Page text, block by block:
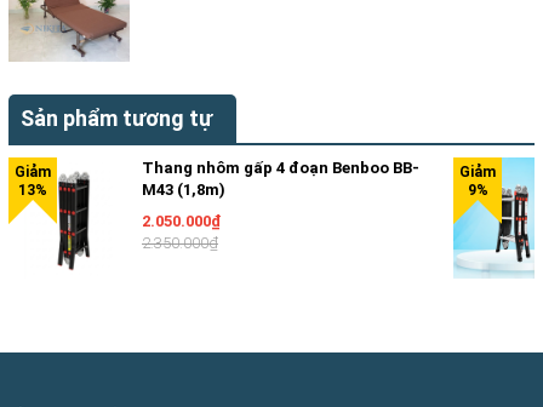
Sản phẩm tương tự
Thang nhôm gấp 4 đoạn Benboo BB-
M43 (1,8m)
2.050.000₫
2.350.000₫